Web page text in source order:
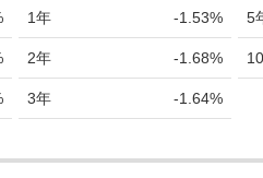
1年 -1.53%
2年 -1.68%
3年 -1.64%
5